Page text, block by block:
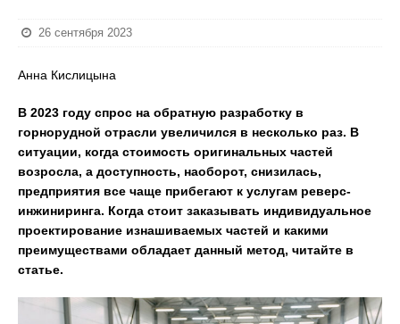
26 сентября 2023
Анна Кислицына
В 2023 году спрос на обратную разработку в
горнорудной отрасли увеличился в несколько раз. В
ситуации, когда стоимость оригинальных частей
возросла, а доступность, наоборот, снизилась,
предприятия все чаще прибегают к услугам реверс-
инжиниринга. Когда стоит заказывать индивидуальное
проектирование изнашиваемых частей и какими
преимуществами обладает данный метод, читайте в
статье.